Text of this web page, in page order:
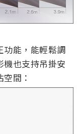
功能，能輕鬆調
也支持吊掛安
間：